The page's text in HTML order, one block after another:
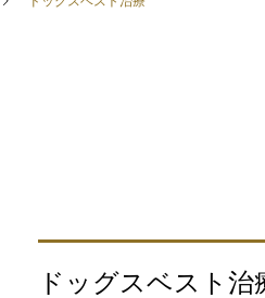
ドッグスベスト